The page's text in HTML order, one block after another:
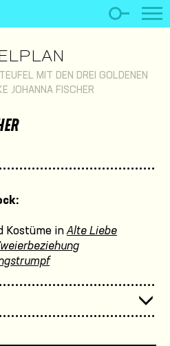
MIT DEN DREI GOLDENEN
JOHANNA FISCHER
Kostüme in Alte Liebe